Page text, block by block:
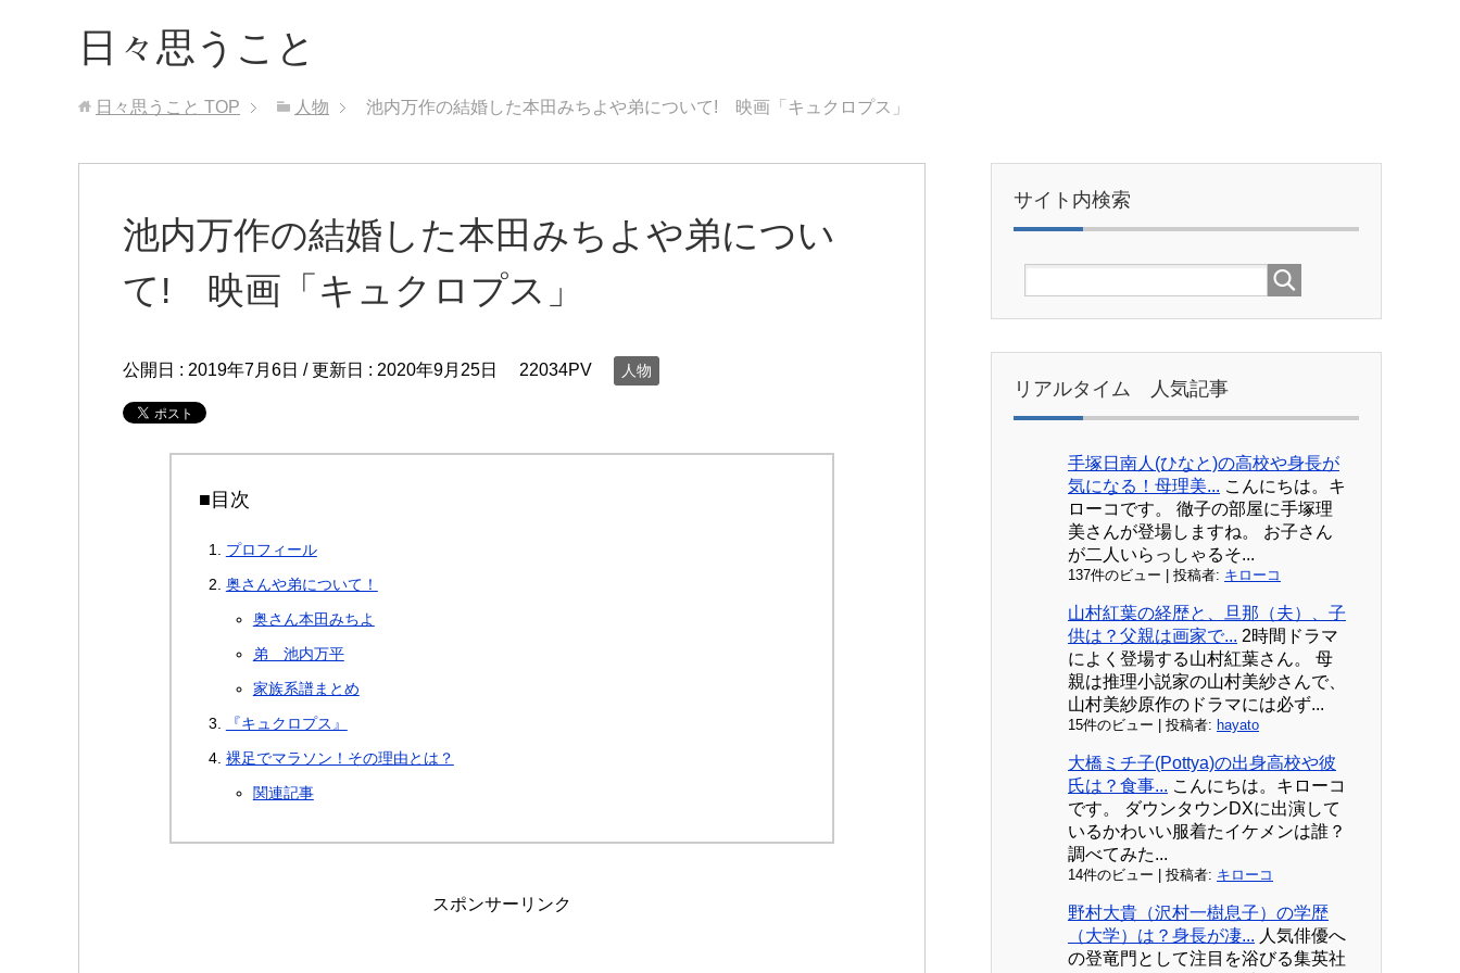
日々思うこと
日々思うこと TOP 人物 池内万作の結婚した本田みちよや弟について! 映画「キュクロプス」
池内万作の結婚した本田みちよや弟につい
て! 映画「キュクロプス」
公開日 : 2019年7月6日 / 更新日 : 2020年9月25日 22034PV 人物
■目次
プロフィール
奥さんや弟について！
奥さん本田みちよ
弟 池内万平
家族系譜まとめ
『キュクロプス』
裸足でマラソン！その理由とは？
関連記事
スポンサーリンク
サイト内検索
リアルタイム 人気記事
手塚日南人(ひなと)の高校や身長が
気になる！母理美... こんにちは。キ
ローコです。 徹子の部屋に手塚理
美さんが登場しますね。 お子さん
が二人いらっしゃるそ...
137件のビュー 投稿者: キローコ
山村紅葉の経歴と、旦那（夫）、子
供は？父親は画家で... 2時間ドラマ
によく登場する山村紅葉さん。 母
親は推理小説家の山村美紗さんで、
山村美紗原作のドラマには必ず...
15件のビュー 投稿者: hayato
大橋ミチ子(Pottya)の出身高校や彼
氏は？食事... こんにちは。キローコ
です。 ダウンタウンDXに出演して
いるかわいい服着たイケメンは誰？
調べてみた...
14件のビュー 投稿者: キローコ
野村大貴（沢村一樹息子）の学歴
（大学）は？身長が凄... 人気俳優へ
の登竜門として注目を浴びる集英社